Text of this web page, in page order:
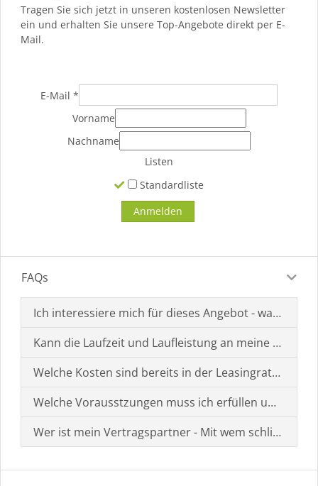
Tragen Sie sich jetzt in unseren kostenlosen Newsletter
ein und erhalten Sie unsere Top-Angebote direkt per E-
Mail.
E-Mail *
Vorname
Nachname
Listen
Standardliste
FAQs
Ich interessiere mich für dieses Angebot - was muss
Kann die Laufzeit und Laufleistung an meine
Welche Kosten sind bereits in der Leasingrate
Welche Vorausstzungen muss ich erfüllen um einen
Wer ist mein Vertragspartner - Mit wem schließe ich